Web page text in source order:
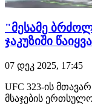
"მესამე
ჯაკუზიში
07 დეკ 2025, 17:45
UFC 323-ის
მსაჯების